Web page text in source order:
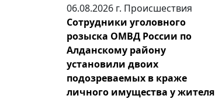
06.08.2026 г. Происшествия
Сотрудники уголовного
розыска ОМВД России по
Алданскому району
установили двоих
подозреваемых в краже
личного имущества у жителя